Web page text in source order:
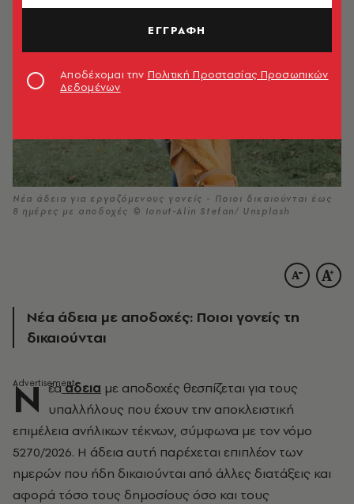
Νέα άδεια για εργαζόμενους γονείς - Ποιοι δικαιούνται έως
8 ημέρες με αποδοχές © Ionut-Alin Stefan/ Unsplash
Νέα άδεια με αποδοχές: Ποιοι γονείς τη
δικαιούνται
Ν έαάδεια με αποδοχές θεσπίζεται για τους
υπαλλήλους που έχουν την αποκλειστική
επιμέλεια ανήλικων τέκνων, σύμφωνα με τον νόμο
5270/2026. Η άδεια αυτή παρέχεται επιπλέον των
ημερών που ήδη δικαιούνται από άλλες διατάξεις και
αφορά τόσο τους δημοσίους όσο και τους
ΕΓΓΡΑΦΗ
Αποδέχομαι την Πολιτική Προστασίας Προσωπικών
Δεδομένων